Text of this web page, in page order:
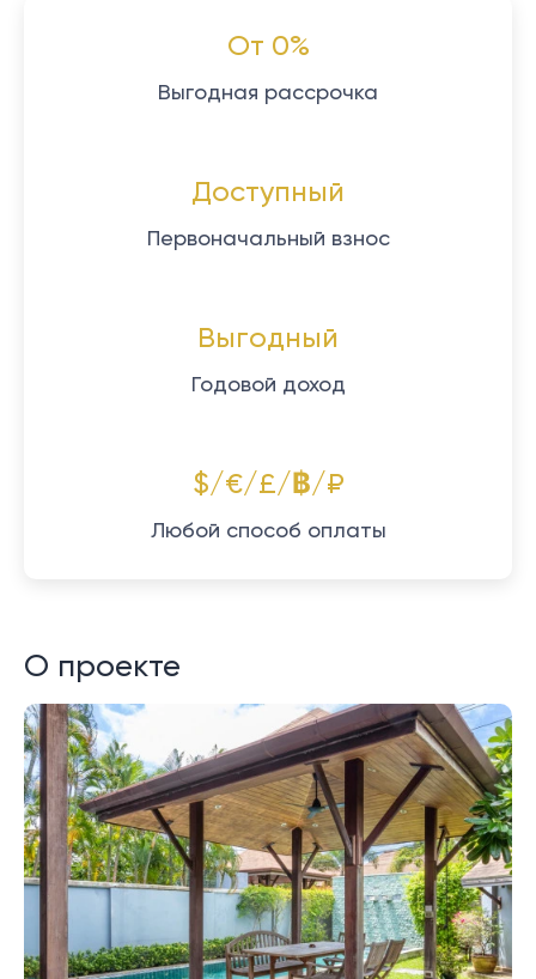
От 0%
Выгодная рассрочка
Доступный
Первоначальный взнос
Выгодный
Годовой доход
$/€/£/฿/₽
Любой способ оплаты
О проекте